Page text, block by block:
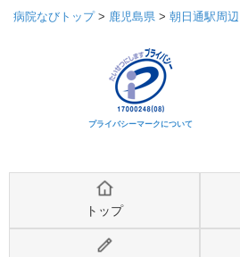
病院なびトップ> 鹿児島県 > 朝日通駅周辺
プライバシーマークについて
トップ